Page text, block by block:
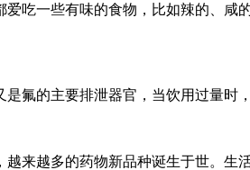
爱吃一些有味的食物，比如辣的、
氟的主要排泄器官，当饮用过量时
越来越多的药物新品种诞生于世。